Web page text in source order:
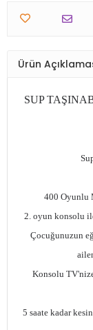
Ürün
SUP
400 Oyunlu
2. oyun konsolu
Çocuğunuzun
Konsolu
5 saate kadar